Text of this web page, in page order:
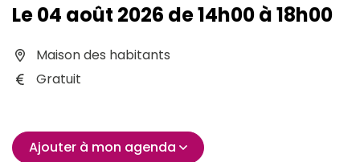
Le04 août 2026 de 14h00 à 18h00
Maison des habitants
Gratuit
Ajouter à mon agenda